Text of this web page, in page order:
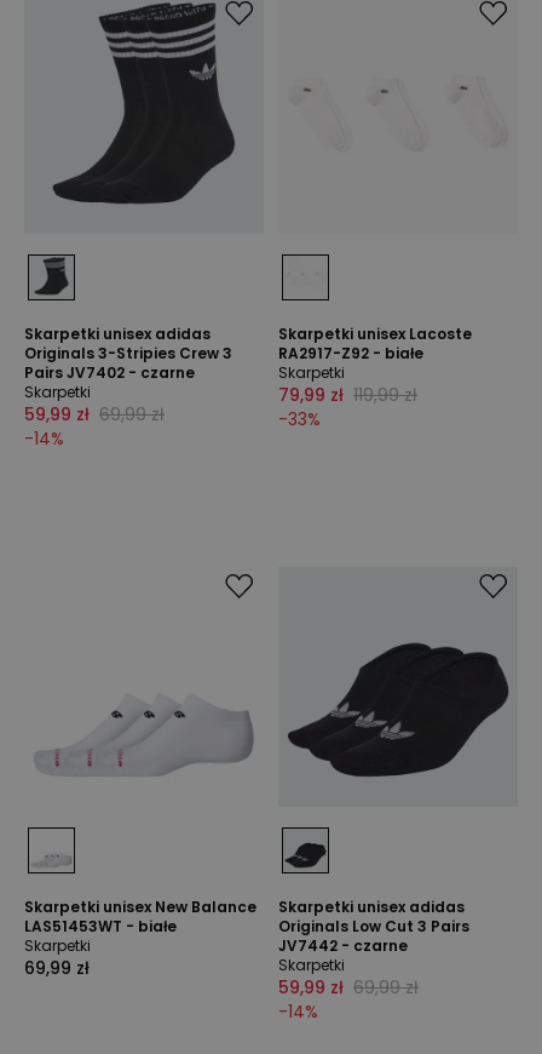
Skarpetki unisex adidas
Originals 3-Stripies Crew 3
Pairs JV7402 - czarne
Skarpetki
59,99 zł 69,99 zł
-14%
Skarpetki unisex Lacoste
RA2917-Z92 - białe
Skarpetki
79,99 zł 119,99 zł
-33%
Skarpetki unisex New Balance
LAS51453WT - białe
Skarpetki
69,99 zł
Skarpetki unisex adidas
Originals Low Cut 3 Pairs
JV7442 - czarne
Skarpetki
59,99 zł 69,99 zł
-14%